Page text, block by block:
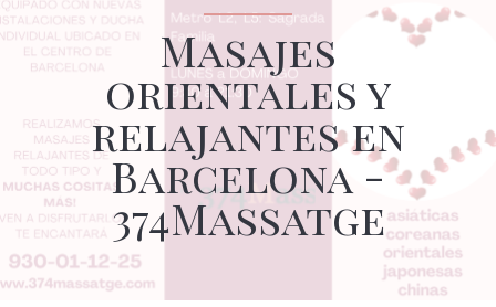
Masajes
orientales y
relajantes en
Barcelona -
374Massatge